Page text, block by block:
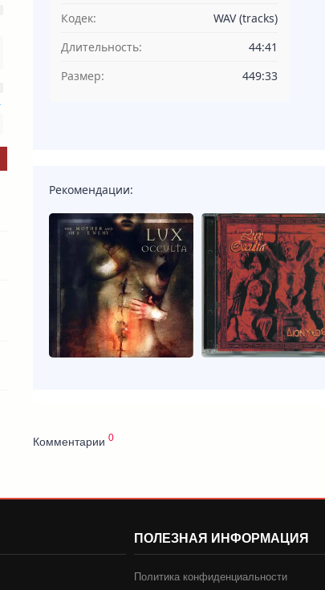
Кодек:
WAV (tracks)
Длительность:
44:41
Размер:
449:33
Рекомендации:
Комментарии 0
ПОЛЕЗНАЯ ИНФОРМАЦИЯ
Политика конфиденциальности